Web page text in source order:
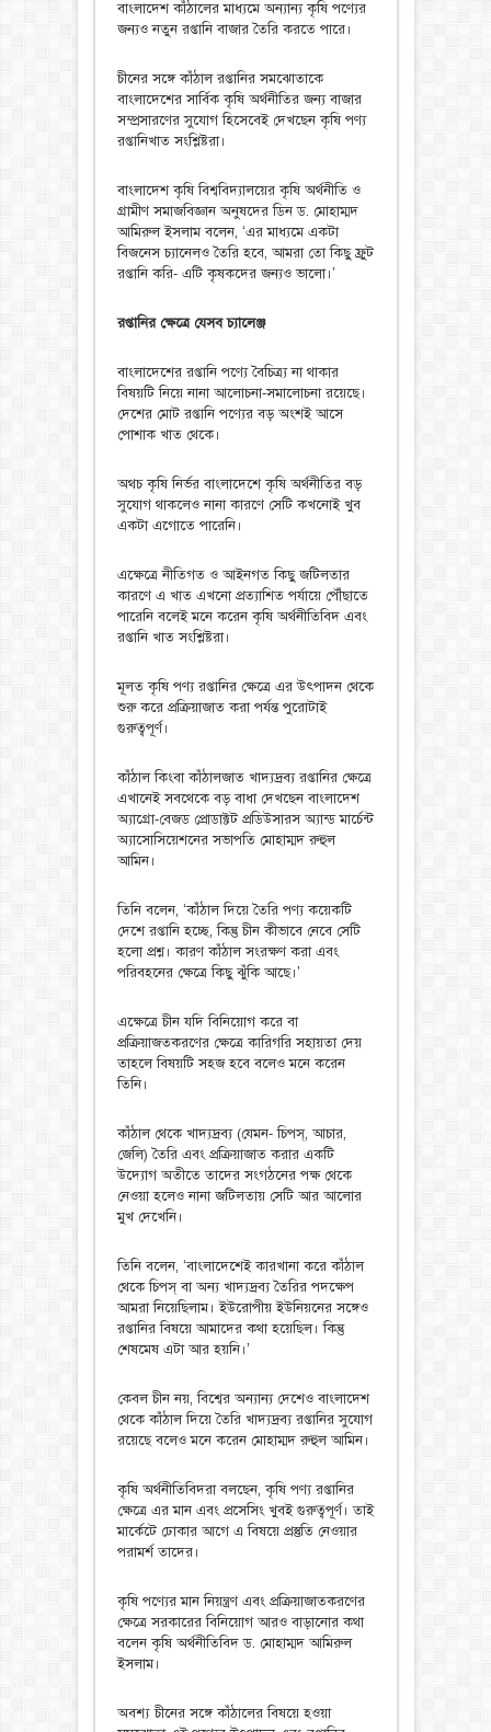
বাংলাদেশ কাঁঠালের মাধ্যমে অন্যান্য কৃষি পণ্যের
জন্যও নতুন রপ্তানি বাজার তৈরি করতে পারে।
চীনের সঙ্গে কাঁঠাল রপ্তানির সমঝোতাকে
বাংলাদেশের সার্বিক কৃষি অর্থনীতির জন্য বাজার
সম্প্রসারণের সুযোগ হিসেবেই দেখছেন কৃষি পণ্য
রপ্তানিখাত সংশ্লিষ্টরা।
বাংলাদেশ কৃষি বিশ্ববিদ্যালয়ের কৃষি অর্থনীতি ও
গ্রামীণ সমাজবিজ্ঞান অনুষদের ডিন ড. মোহাম্মদ
আমিরুল ইসলাম বলেন, ‘এর মাধ্যমে একটা
বিজনেস চ্যানেলও তৈরি হবে, আমরা তো কিছু ফ্রুট
রপ্তানি করি- এটি কৃষকদের জন্যও ভালো।’
রপ্তানির ক্ষেত্রে যেসব চ্যালেঞ্জ
বাংলাদেশের রপ্তানি পণ্যে বৈচিত্র্য না থাকার
বিষয়টি নিয়ে নানা আলোচনা-সমালোচনা রয়েছে।
দেশের মোট রপ্তানি পণ্যের বড় অংশই আসে
পোশাক খাত থেকে।
অথচ কৃষি নির্ভর বাংলাদেশে কৃষি অর্থনীতির বড়
সুযোগ থাকলেও নানা কারণে সেটি কখনোই খুব
একটা এগোতে পারেনি।
এক্ষেত্রে নীতিগত ও আইনগত কিছু জটিলতার
কারণে এ খাত এখনো প্রত্যাশিত পর্যায়ে পৌঁছাতে
পারেনি বলেই মনে করেন কৃষি অর্থনীতিবিদ এবং
রপ্তানি খাত সংশ্লিষ্টরা।
মূলত কৃষি পণ্য রপ্তানির ক্ষেত্রে এর উৎপাদন থেকে
শুরু করে প্রক্রিয়াজাত করা পর্যন্ত পুরোটাই
গুরুত্বপূর্ণ।
কাঁঠাল কিংবা কাঁঠালজাত খাদ্যদ্রব্য রপ্তানির ক্ষেত্রে
এখানেই সবথেকে বড় বাধা দেখছেন বাংলাদেশ
অ্যাগ্রো-বেজড প্রোডাক্টট প্রডিউসারস অ্যান্ড মার্চেন্ট
অ্যাসোসিয়েশনের সভাপতি মোহাম্মদ রুহুল
আমিন।
তিনি বলেন, ‘কাঁঠাল দিয়ে তৈরি পণ্য কয়েকটি
দেশে রপ্তানি হচ্ছে, কিন্তু চীন কীভাবে নেবে সেটি
হলো প্রশ্ন। কারণ কাঁঠাল সংরক্ষণ করা এবং
পরিবহনের ক্ষেত্রে কিছু ঝুঁকি আছে।’
এক্ষেত্রে চীন যদি বিনিয়োগ করে বা
প্রক্রিয়াজতকরণের ক্ষেত্রে কারিগরি সহায়তা দেয়
তাহলে বিষয়টি সহজ হবে বলেও মনে করেন
তিনি।
কাঁঠাল থেকে খাদ্যদ্রব্য (যেমন- চিপস্, আচার,
জেলি) তৈরি এবং প্রক্রিয়াজাত করার একটি
উদ্যোগ অতীতে তাদের সংগঠনের পক্ষ থেকে
নেওয়া হলেও নানা জটিলতায় সেটি আর আলোর
মুখ দেখেনি।
তিনি বলেন, ‘বাংলাদেশেই কারখানা করে কাঁঠাল
থেকে চিপস্ বা অন্য খাদ্যদ্রব্য তৈরির পদক্ষেপ
আমরা নিয়েছিলাম। ইউরোপীয় ইউনিয়নের সঙ্গেও
রপ্তানির বিষয়ে আমাদের কথা হয়েছিল। কিন্তু
শেষমেষ এটা আর হয়নি।’
কেবল চীন নয়, বিশ্বের অন্যান্য দেশেও বাংলাদেশ
থেকে কাঁঠাল দিয়ে তৈরি খাদ্যদ্রব্য রপ্তানির সুযোগ
রয়েছে বলেও মনে করেন মোহাম্মদ রুহুল আমিন।
কৃষি অর্থনীতিবিদরা বলছেন, কৃষি পণ্য রপ্তানির
ক্ষেত্রে এর মান এবং প্রসেসিং খুবই গুরুত্বপূর্ণ। তাই
মার্কেটে ঢোকার আগে এ বিষয়ে প্রস্তুতি নেওয়ার
পরামর্শ তাদের।
কৃষি পণ্যের মান নিয়ন্ত্রণ এবং প্রক্রিয়াজাতকরণের
ক্ষেত্রে সরকারের বিনিয়োগ আরও বাড়ানোর কথা
বলেন কৃষি অর্থনীতিবিদ ড. মোহাম্মদ আমিরুল
ইসলাম।
অবশ্য চীনের সঙ্গে কাঁঠালের বিষয়ে হওয়া